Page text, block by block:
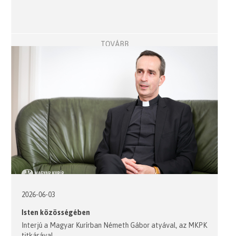
TOVÁBB
2026-06-03
Isten közösségében
Interjú a Magyar Kurírban Németh Gábor atyával, az MKPK